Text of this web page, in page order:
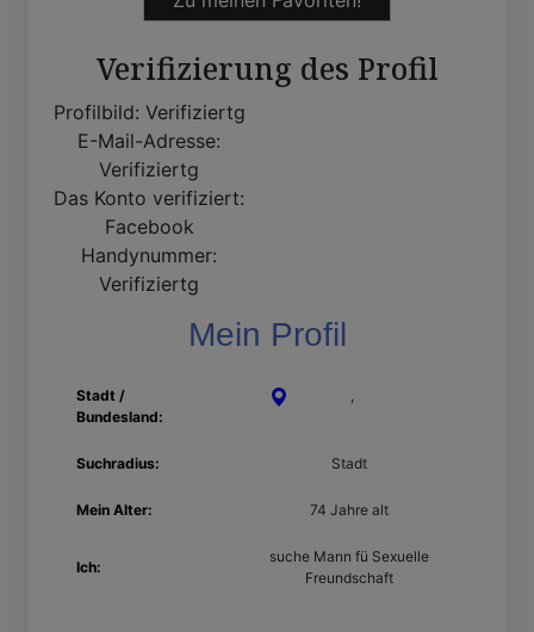
Verifizierung des Profil
Profilbild: Verifiziertg
E-Mail-Adresse:
Verifiziertg
Das Konto verifiziert:
Facebook
Handynummer:
Verifiziertg
Mein Profil
Stadt /
Bundesland:
,
Suchradius: Stadt
Mein Alter: 74 Jahre alt
Ich:
suche Mann fü Sexuelle
Freundschaft